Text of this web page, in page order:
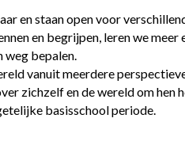
en staan open voor
en begrijpen, leren we meer
weg bepalen.
vanuit meerdere
zichzelf en de wereld om hen
basisschool periode.